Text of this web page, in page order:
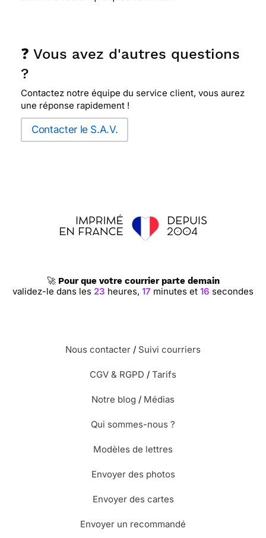
❓ Vous avez d'autres questions
?
Contactez notre équipe du service client, vous aurez
une réponse rapidement !
Contacter le S.A.V.
🚀 Pour que votre courrier parte demain
validez-le dans les 23 heures,17 minutes et15 secondes
Nous contacter / Suivi courriers
CGV & RGPD / Tarifs
Notre blog / Médias
Qui sommes-nous ?
Modèles de lettres
Envoyer des photos
Envoyer des cartes
Envoyer un recommandé